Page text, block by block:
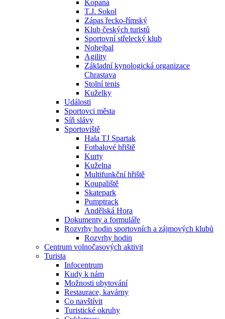
Kopaná
T.J. Sokol
Zápas řecko-římský
Klub českých turistů
Sportovní střelecký klub
Nohejbal
Agility
Základní kynologická organizace
Chrastava
Stolní tenis
Kuželky
Události
Sportovci města
Síň slávy
Sportoviště
Hala TJ Spartak
Fotbalové hřiště
Kurty
Kuželna
Multifunkční hřiště
Koupaliště
Skatepark
Pumptrack
Andělská Hora
Dokumenty a formuláře
Rozvrhy hodin sportovních a zájmových klubů
Rozvrhy hodin
Centrum volnočasových aktivit
Turista
Infocentrum
Kudy k nám
Možnosti ubytování
Restaurace, kavárny
Co navštívit
Turistické okruhy